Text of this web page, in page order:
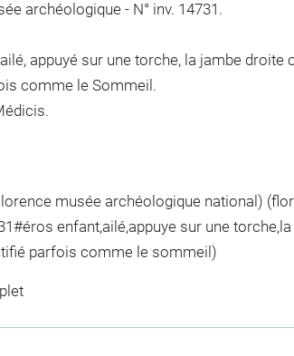
archéologique - N° inv. 14731.
appuyé sur une torche, la jambe droite
comme le Sommeil.
musée archéologique national)
enfant,ailé,appuye sur une
parfois comme le sommeil)